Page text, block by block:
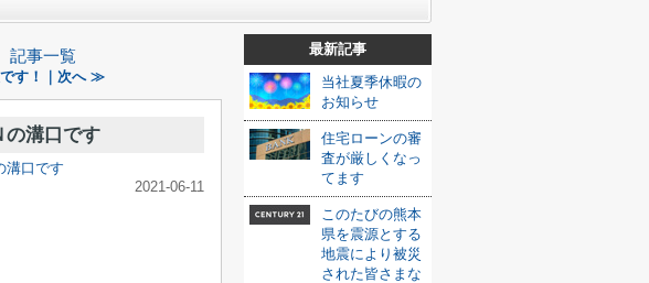
記事一覧
す！｜次へ ≫
の溝口です
溝口です
2021-06-11
最新記事
当社夏季休暇の
お知らせ
住宅ローンの審
査が厳しくなっ
てます
このたびの熊本
県を震源とする
地震により被災
された皆さまな